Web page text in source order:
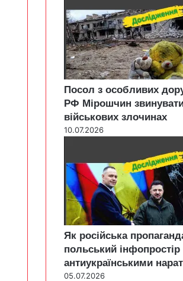
Посол з особливих
РФ Мірошчин
військових злочинах
10.07.2026
Як російська
польський інфопростір
антиукраїнськими
05.07.2026